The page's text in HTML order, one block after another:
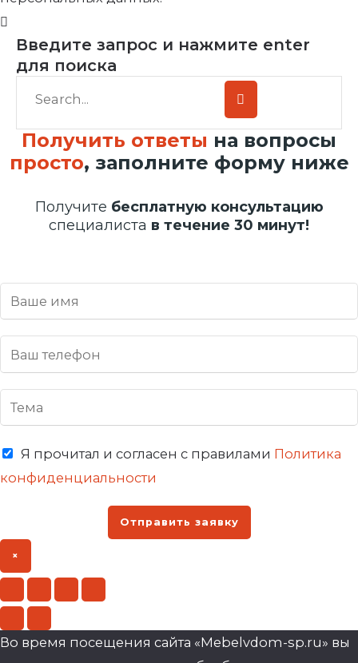
Введите запрос и нажмите enter
для поиска
Получить ответы на вопросы
просто, заполните форму ниже
Получите бесплатную консультацию
специалиста в течение 30 минут!
Я прочитал и согласен с правилами Политика
конфиденциальности
Отправить заявку
×
Во время посещения сайта «Mebelvdom-sp.ru» вы